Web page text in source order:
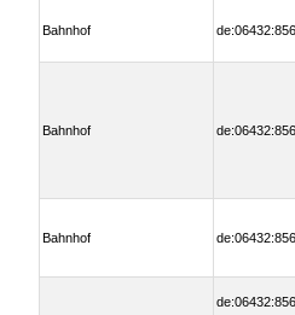
Bahnhof
Bahnhof
Bahnhof